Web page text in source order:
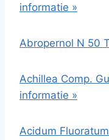
informatie »
Abropernol N 50
Achillea Comp.
informatie »
Acidum